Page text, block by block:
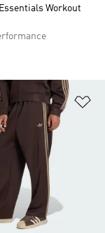
Workout
hinzufügen